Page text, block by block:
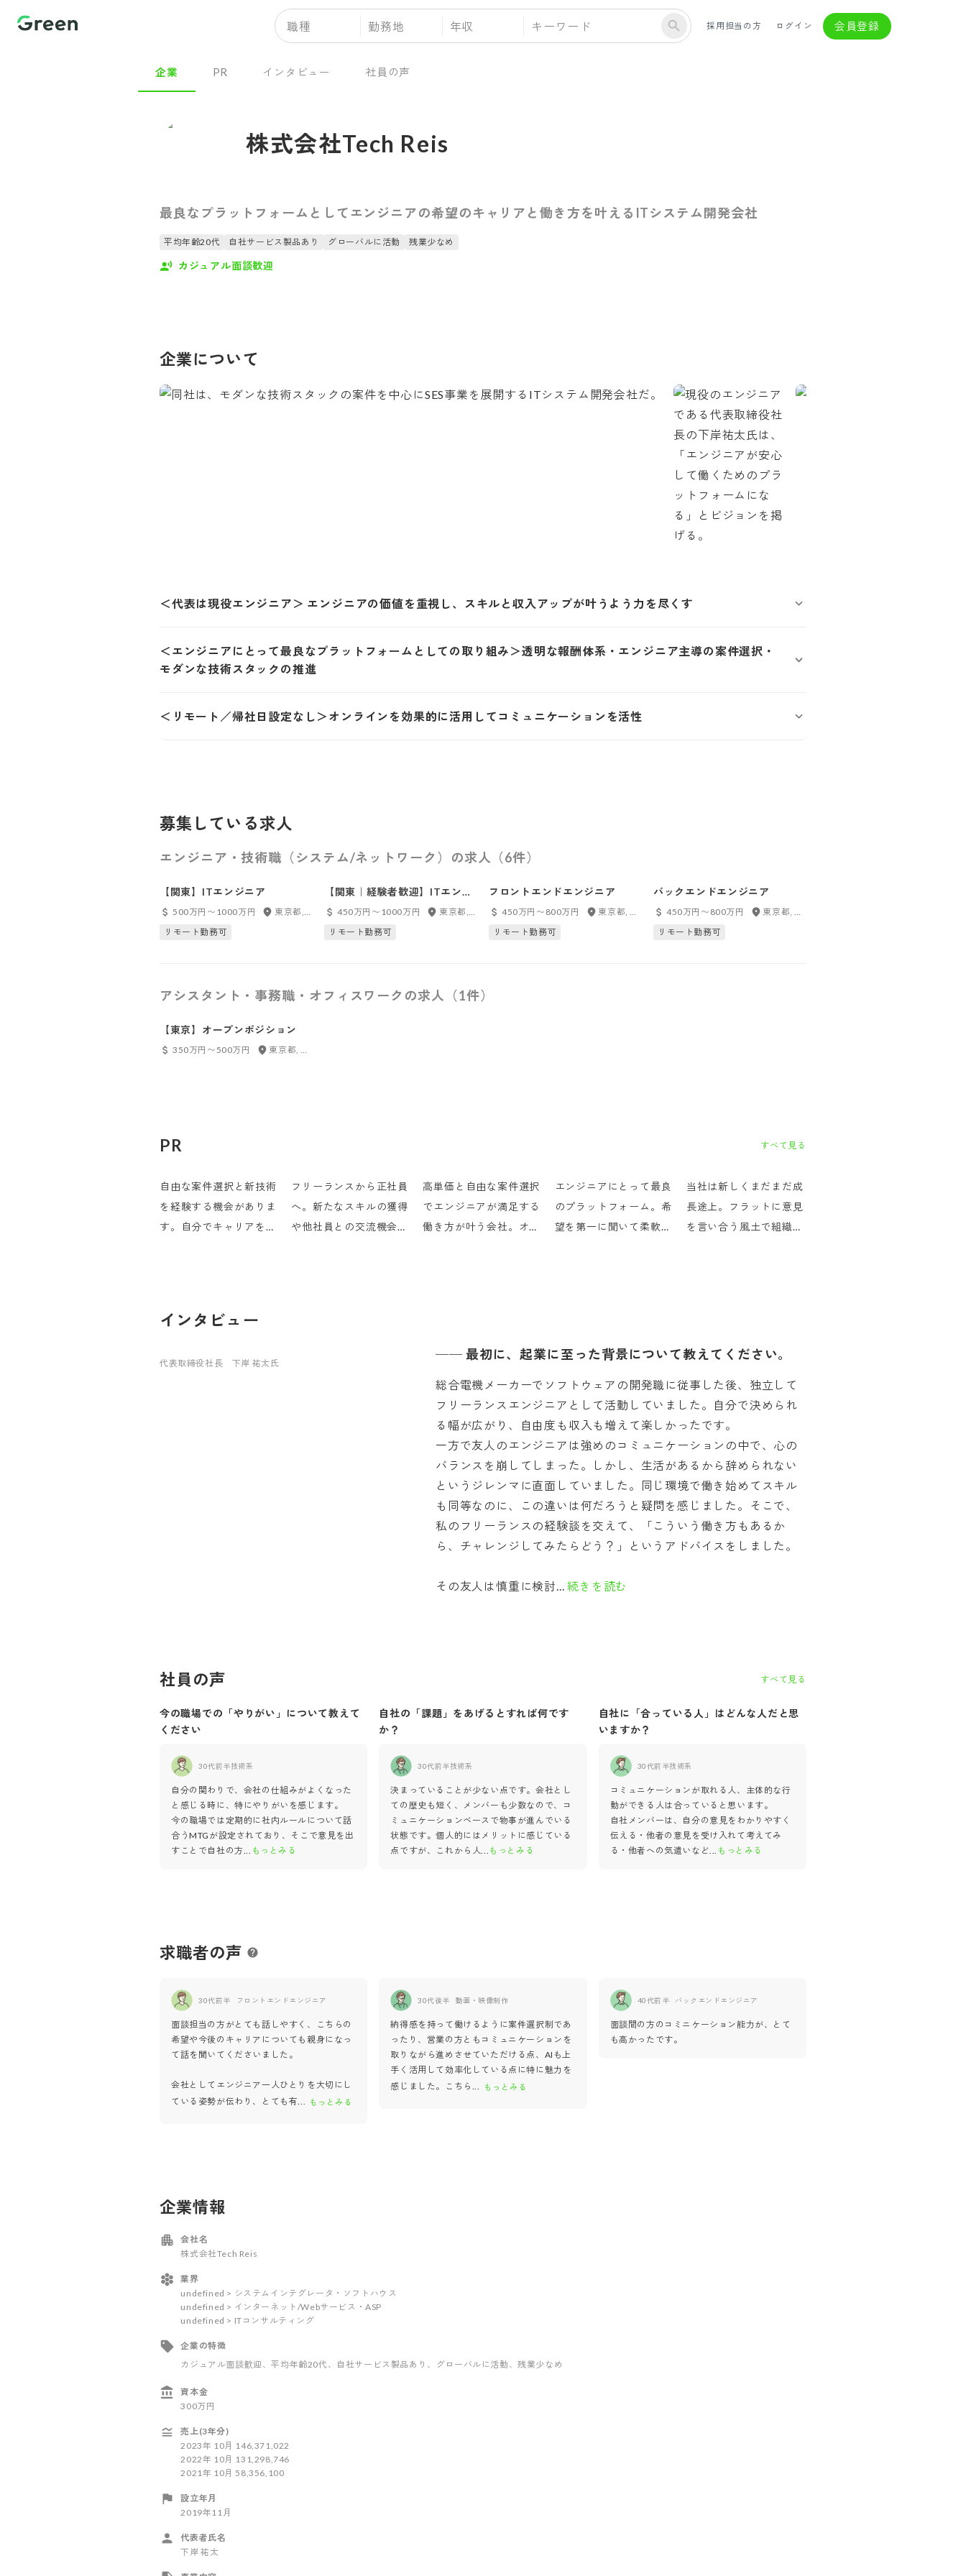
職種 勤務地 年収 採用担当の方 ログイン 会員登録
企業 PR インタビュー 社員の声
株式会社Tech Reis
最良なプラットフォームとしてエンジニアの希望のキャリアと働き方を叶えるITシステム開発会社
平均年齢20代 自社サービス製品あり グローバルに活動 残業少なめ
カジュアル面談歓迎
企業について
＜代表は現役エンジニア＞ エンジニアの価値を重視し、スキルと収入アップが叶うよう力を尽くす
＜エンジニアにとって最良なプラットフォームとしての取り組み＞透明な報酬体系・エンジニア主導の案件選択・
モダンな技術スタックの推進
＜リモート／帰社日設定なし＞オンラインを効果的に活用してコミュニケーションを活性
募集している求人
エンジニア・技術職（システム/ネットワーク）の求人（6件）
【関東】ITエンジニア
500万円〜1000万円
東京都, 神奈川県, 千葉県, 埼玉県
リモート勤務可
【関東｜経験者歓迎】ITエンジ
ニア450万円〜1000万円
東京都, 神奈川県, 千葉県, 埼玉県
リモート勤務可
フロントエンドエンジニア
450万円〜800万円
東京都, 神奈川県, 千葉県, 埼玉県
リモート勤務可
バックエンドエンジニア
450万円〜800万円
東京都, 神奈川県, 千葉県, 埼玉県
リモート勤務可
アシスタント・事務職・オフィスワークの求人（1件）
【東京】オープンポジション
350万円〜500万円 東京都, 神奈川県, 千葉県, 埼玉県
PR すべて見る
自由な案件選択と新技術
を経験する機会がありま
す。自分でキャリアを決
フリーランスから正社員
へ。新たなスキルの獲得
や他社員との交流機会が
高単価と自由な案件選択
でエンジニアが満足する
働き方が叶う会社。オー
エンジニアにとって最良
のプラットフォーム。希
望を第一に聞いて柔軟に
当社は新しくまだまだ成
長途上。フラットに意見
を言い合う風土で組織を
インタビュー
代表取締役社長 下岸 祐太氏
── 最初に、起業に至った背景について教えてください。
総合電機メーカーでソフトウェアの開発職に従事した後、独立して
フリーランスエンジニアとして活動していました。自分で決められ
る幅が広がり、自由度も収入も増えて楽しかったです。
一方で友人のエンジニアは強めのコミュニケーションの中で、心の
バランスを崩してしまった。しかし、生活があるから辞められない
というジレンマに直面していました。同じ環境で働き始めてスキル
も同等なのに、この違いは何だろうと疑問を感じました。そこで、
私のフリーランスの経験談を交えて、「こういう働き方もあるか
ら、チャレンジしてみたらどう？」というアドバイスをしました。
その友人は慎重に検討... 続きを読む
社員の声 すべて見る
今の職場での「やりがい」について教えて
ください
30代前半技術系
自分の関わりで、会社の仕組みがよくなった
と感じる時に、特にやりがいを感じます。
今の職場では定期的に社内ルールについて話
合うMTGが設定されており、そこで意見を出
すことで自社の方... もっとみる
自社の「課題」をあげるとすれば何です
か？
30代前半技術系
決まっていることが少ない点です。会社とし
ての歴史も短く、メンバーも少数なので、コ
ミュニケーションベースで物事が進んでいる
状態です。個人的にはメリットに感じている
点ですが、これから人...もっとみる
自社に「合っている人」はどんな人だと思
いますか？
30代前半技術系
コミュニケーションが取れる人、主体的な行
動ができる人は合っていると思います。
自社メンバーは、自分の意見をわかりやすく
伝える・他者の意見を受け入れて考えてみ
る・他者への気遣いなど... もっとみる
求職者の声
30代前半 フロントエンドエンジニア
面談担当の方がとても話しやすく、こちらの
希望や今後のキャリアについても親身になっ
て話を聞いてくださいました。
会社としてエンジニア一人ひとりを大切にし
ている姿勢が伝わり、とても有... もっとみる
30代後半 動画・映像制作
納得感を持って働けるように案件選択制であ
ったり、営業の方ともコミュニケーションを
取りながら進めさせていただける点、AIも上
手く活用して効率化している点に特に魅力を
感じました。こちら ... もっとみる
40代前半 バックエンドエンジニア
面談間の方のコミニケーション能力が、とて
も高かったです。
企業情報
会社名
株式会社Tech Reis
業界
undefined > システムインテグレータ・ソフトハウス
undefined > インターネット/Webサービス・ASP
undefined > ITコンサルティング
企業の特徴
カジュアル面談歓迎、平均年齢20代、自社サービス製品あり 、グローバルに活動 、残業少なめ
資本金
300万円
売上(3年分)
2023年 10月 146,371,022
2022年 10月 131,298,746
2021年 10月58,356,100
設立年月
2019年11月
代表者氏名
下岸 祐太